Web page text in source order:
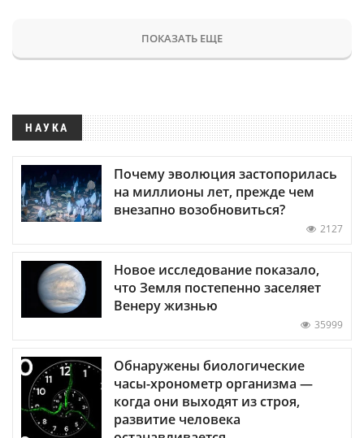
ПОКАЗАТЬ ЕЩЕ
НАУКА
Почему эволюция застопорилась
на миллионы лет, прежде чем
внезапно возобновиться?
2127
Новое исследование показало,
что Земля постепенно заселяет
Венеру жизнью
35999
Обнаружены биологические
часы-хронометр организма —
когда они выходят из строя,
развитие человека